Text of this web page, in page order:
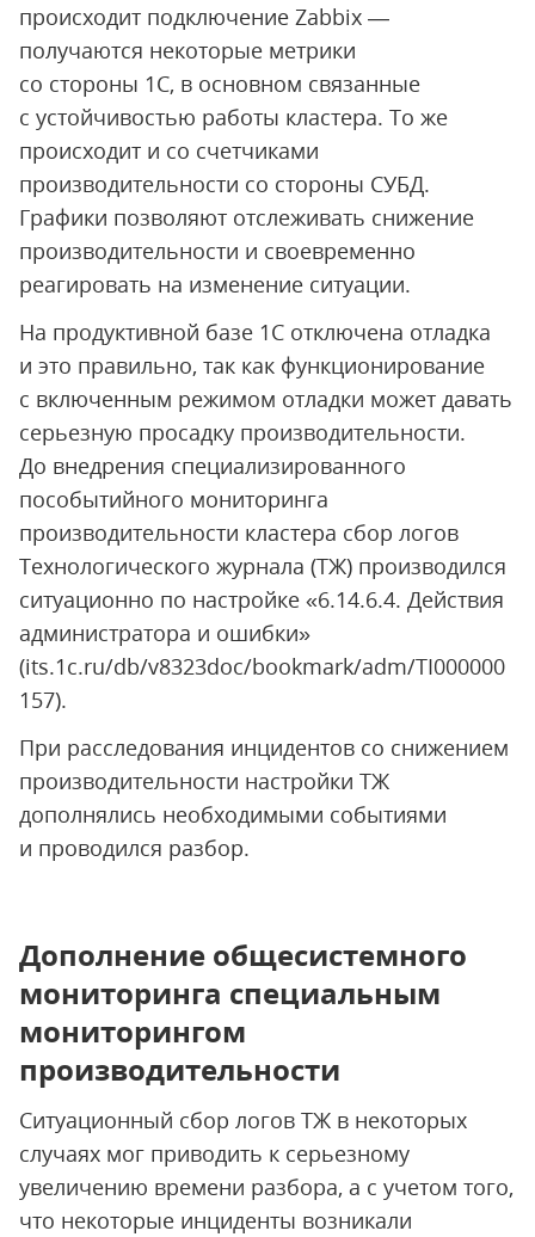
происходит подключение Zabbix —
получаются некоторые метрики
со стороны 1С, в основном связанные
с устойчивостью работы кластера. То же
происходит и со счетчиками
производительности со стороны СУБД.
Графики позволяют отслеживать снижение
производительности и своевременно
реагировать на изменение ситуации.
На продуктивной базе 1С отключена отладка
и это правильно, так как функционирование
с включенным режимом отладки может давать
серьезную просадку производительности.
До внедрения специализированного
пособытийного мониторинга
производительности кластера сбор логов
Технологического журнала (ТЖ) производился
ситуационно по настройке «6.14.6.4. Действия
администратора и ошибки»
(its.1c.ru/db/v8323doc/bookmark/adm/TI000000
157).
При расследования инцидентов со снижением
производительности настройки ТЖ
дополнялись необходимыми событиями
и проводился разбор.
Дополнение общесистемного
мониторинга специальным
мониторингом
производительности
Ситуационный сбор логов ТЖ в некоторых
случаях мог приводить к серьезному
увеличению времени разбора, а с учетом того,
что некоторые инциденты возникали